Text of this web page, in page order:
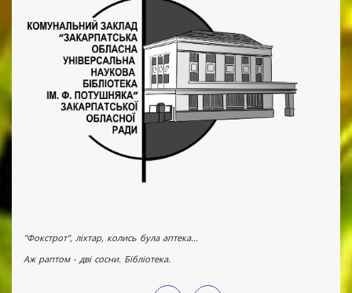
"Фокстрот", ліхтар, колись була аптека...
Аж раптом - дві сосни. Бібліотека.